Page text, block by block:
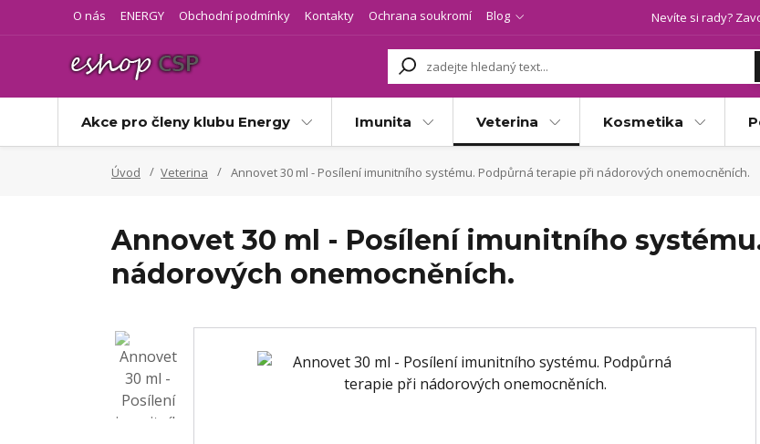
O nás ENERGY Obchodní podmínky Kontakty Ochrana soukromí Blog Nevíte si rady?
Akce pro členy klubu Energy Imunita Veterina Kosmetika
Úvod Veterina Annovet 30 ml - Posílení imunitního systému. Podpůrná terapie při nádorových onemocněních.
Annovet 30 ml - Posílení imunitního
nádorových onemocněních.